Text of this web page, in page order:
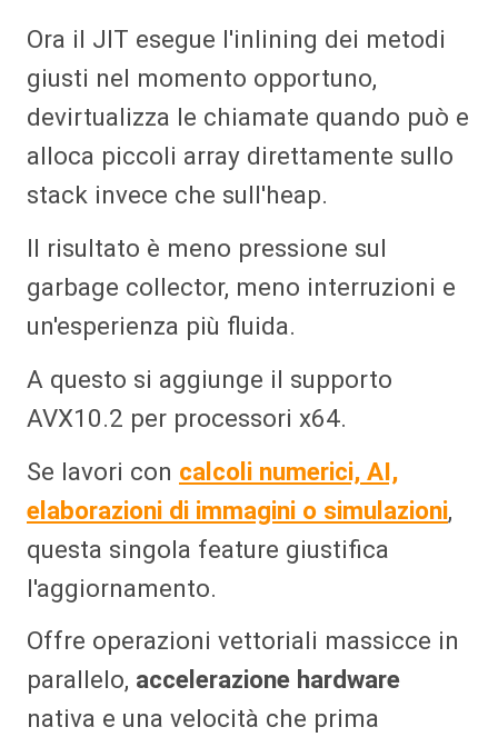
Ora il JIT esegue l'inlining dei metodi
giusti nel momento opportuno,
devirtualizza le chiamate quando può e
alloca piccoli array direttamente sullo
stack invece che sull'heap.
Il risultato è meno pressione sul
garbage collector, meno interruzioni e
un'esperienza più fluida.
A questo si aggiunge il supporto
AVX10.2 per processori x64.
Se lavori con calcoli numerici, AI,
elaborazioni di immagini o simulazioni,
questa singola feature giustifica
l'aggiornamento.
Offre operazioni vettoriali massicce in
parallelo, accelerazione hardware
nativa e una velocità che prima